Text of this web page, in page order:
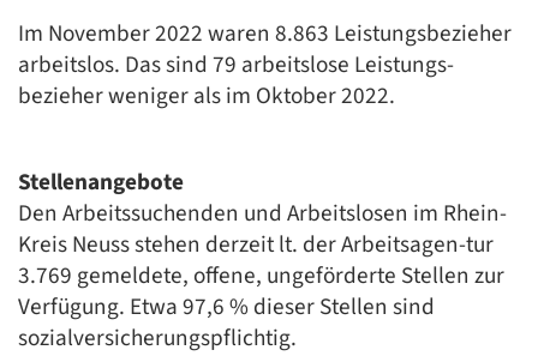
Im November 2022 waren 8.863 Leistungsbezieher
arbeitslos. Das sind 79 arbeitslose Leistungs-
bezieher weniger als im Oktober 2022.
Stellenangebote
Den Arbeitssuchenden und Arbeitslosen im Rhein-
Kreis Neuss stehen derzeit lt. der Arbeitsagen-tur
3.769 gemeldete, offene, ungeförderte Stellen zur
Verfügung. Etwa 97,6 % dieser Stellen sind
sozialversicherungspflichtig.